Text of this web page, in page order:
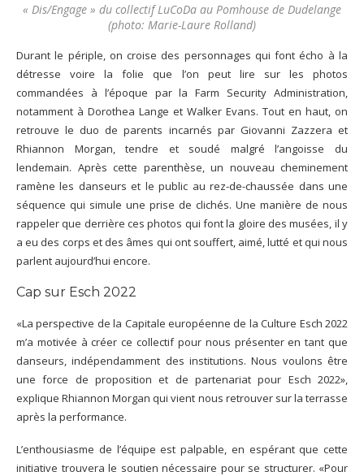
« Dis/Engage » du collectif LuCoDa au Pomhouse de Dudelange
(photo: Marie-Laure Rolland)
Durant le périple, on croise des personnages qui font écho à la
détresse voire la folie que l’on peut lire sur les photos
commandées à l’époque par la Farm Security Administration,
notamment à Dorothea Lange et Walker Evans. Tout en haut, on
retrouve le duo de parents incarnés par Giovanni Zazzera et
Rhiannon Morgan, tendre et soudé malgré l’angoisse du
lendemain. Après cette parenthèse, un nouveau cheminement
ramène les danseurs et le public au rez-de-chaussée dans une
séquence qui simule une prise de clichés. Une manière de nous
rappeler que derrière ces photos qui font la gloire des musées, il y
a eu des corps et des âmes qui ont souffert, aimé, lutté et qui nous
parlent aujourd’hui encore.
Cap sur Esch 2022
«La perspective de la Capitale européenne de la Culture Esch 2022
m’a motivée à créer ce collectif pour nous présenter en tant que
danseurs, indépendamment des institutions. Nous voulons être
une force de proposition et de partenariat pour Esch 2022»,
explique Rhiannon Morgan qui vient nous retrouver sur la terrasse
après la performance.
L’enthousiasme de l’équipe est palpable, en espérant que cette
initiative trouvera le soutien nécessaire pour se structurer. «Pour